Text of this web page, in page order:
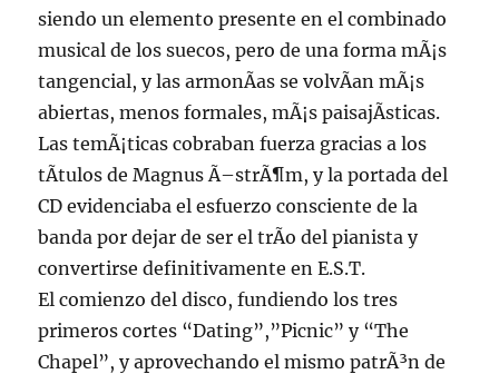
siendo un elemento presente en el combinado
musical de los suecos, pero de una forma mÃ¡s
tangencial, y las armonÃ­as se volvÃ­an mÃ¡s
abiertas, menos formales, mÃ¡s paisajÃ­sticas.
Las temÃ¡ticas cobraban fuerza gracias a los
tÃ­tulos de Magnus Ã–strÃ¶m, y la portada del
CD evidenciaba el esfuerzo consciente de la
banda por dejar de ser el trÃ­o del pianista y
convertirse definitivamente en E.S.T.
El comienzo del disco, fundiendo los tres
primeros cortes “Dating”,”Picnic” y “The
Chapel”, y aprovechando el mismo patrÃ³n de